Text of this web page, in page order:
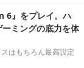
6』をプレイ。ハ
ミングの底力を体
はもちろん最高設定